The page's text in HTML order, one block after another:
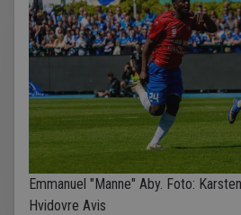
Emmanuel "Manne" Aby. Foto:
Hvidovre Avis